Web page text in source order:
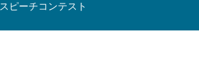
スピーチコンテスト